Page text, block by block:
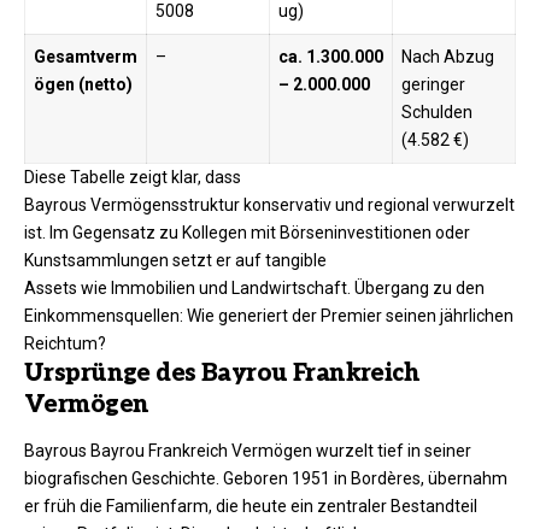
5008
ug)
Gesamtverm
ögen (netto)
–
ca. 1.300.000
– 2.000.000
Nach Abzug
geringer
Schulden
(4.582 €)
Diese Tabelle zeigt klar, dass
Bayrous Vermögensstruktur konservativ und regional verwurzelt
ist. Im Gegensatz zu Kollegen mit Börseninvestitionen oder
Kunstsammlungen setzt er auf tangible
Assets wie Immobilien und Landwirtschaft. Übergang zu den
Einkommensquellen: Wie generiert der Premier seinen jährlichen
Reichtum?
Ursprünge des Bayrou Frankreich
Vermögen
Bayrous Bayrou Frankreich Vermögen wurzelt tief in seiner
biografischen Geschichte. Geboren 1951 in Bordères, übernahm
er früh die Familienfarm, die heute ein zentraler Bestandteil